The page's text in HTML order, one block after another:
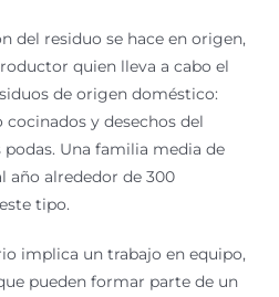
del residuo se hace en origen,
quien lleva a cabo el
de origen doméstico:
y desechos del
podas. Una familia media de
año alrededor de 300
tipo.
implica un trabajo en equipo,
pueden formar parte de un